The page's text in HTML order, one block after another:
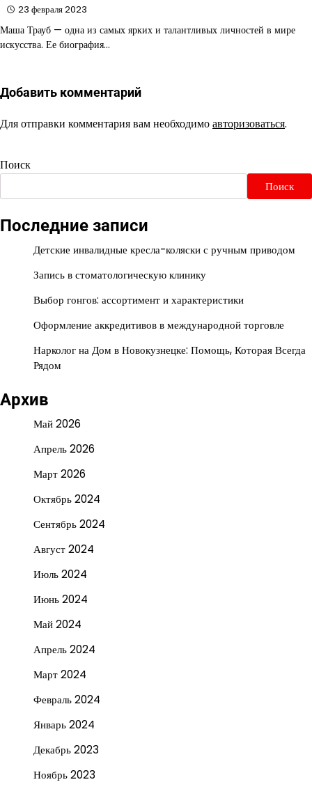
23 февраля 2023
Маша Трауб — одна из самых ярких и талантливых личностей в мире
искусства. Ее биография…
Добавить комментарий
Для отправки комментария вам необходимоавторизоваться.
Поиск
Поиск
Последние записи
Детские инвалидные кресла-коляски с ручным приводом
Запись в стоматологическую клинику
Выбор гонгов: ассортимент и характеристики
Оформление аккредитивов в международной торговле
Нарколог на Дом в Новокузнецке: Помощь, Которая Всегда
Рядом
Архив
Май 2026
Апрель 2026
Март 2026
Октябрь 2024
Сентябрь 2024
Август 2024
Июль 2024
Июнь 2024
Май 2024
Апрель 2024
Март 2024
Февраль 2024
Январь 2024
Декабрь 2023
Ноябрь 2023